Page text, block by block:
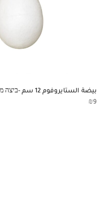
بيضة الستايروفوم 12 سم -ביצה מקלקר 12 ס”מ
₪9